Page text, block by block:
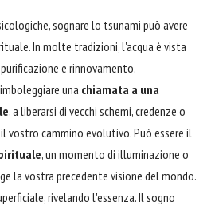
sognare lo tsunami può avere
In molte tradizioni, l'acqua è vista
e rinnovamento.
una chiamata a una
, a liberarsi di vecchi schemi, credenze o
vostro cammino evolutivo. Può essere il
, un momento di illuminazione o
la vostra precedente visione del mondo.
rivelando l'essenza. Il sogno